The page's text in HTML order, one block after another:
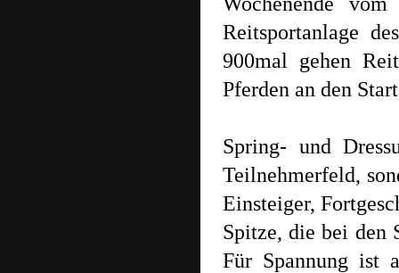
Reitsportanlage
900mal gehen
Pferden an den
Spring- und
Teilnehmerfeld,
Einsteiger,
Spitze, die bei den
Für Spannung ist